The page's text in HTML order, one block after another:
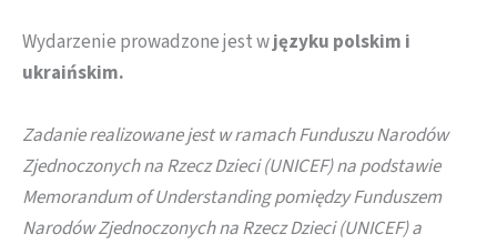
Wydarzenie prowadzone jest wjęzyku polskim i
ukraińskim.
Zadanie realizowane jest w ramach Funduszu Narodów
Zjednoczonych na Rzecz Dzieci (UNICEF) na podstawie
Memorandum of Understanding pomiędzy Funduszem
Narodów Zjednoczonych na Rzecz Dzieci (UNICEF) a